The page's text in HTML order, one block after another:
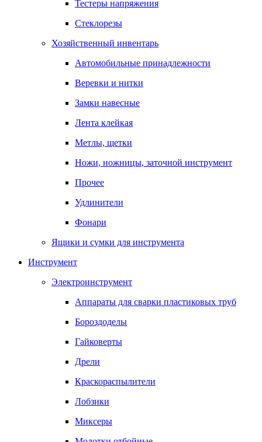
Тестеры напряжения
Стеклорезы
Хозяйственный инвентарь
Автомобильные принадлежности
Веревки и нитки
Замки навесные
Лента клейкая
Метлы, щетки
Ножи, ножницы, заточной инструмент
Прочее
Удлинители
Фонари
Ящики и сумки для инструмента
Инструмент
Электроинструмент
Аппараты для сварки пластиковых труб
Бороздоделы
Гайковерты
Дрели
Краскораспылители
Лобзики
Миксеры